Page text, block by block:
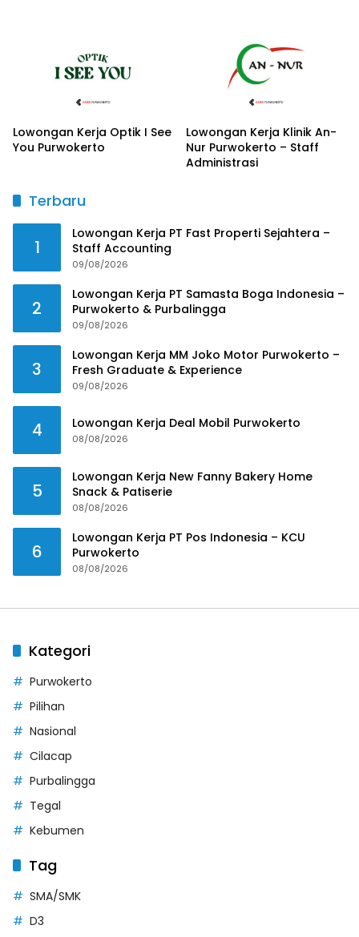
Lowongan Kerja Optik I See
You Purwokerto
Lowongan Kerja Klinik An-
Nur Purwokerto – Staff
Administrasi
Terbaru
1
Lowongan Kerja PT Fast Properti Sejahtera –
Staff Accounting
09/08/2026
2
Lowongan Kerja PT Samasta Boga Indonesia –
Purwokerto & Purbalingga
09/08/2026
3
Lowongan Kerja MM Joko Motor Purwokerto –
Fresh Graduate & Experience
09/08/2026
4 Lowongan Kerja Deal Mobil Purwokerto
08/08/2026
5
Lowongan Kerja New Fanny Bakery Home
Snack & Patiserie
08/08/2026
6
Lowongan Kerja PT Pos Indonesia – KCU
Purwokerto
08/08/2026
Kategori
Purwokerto
Pilihan
Nasional
Cilacap
Purbalingga
Tegal
Kebumen
Tag
SMA/SMK
D3